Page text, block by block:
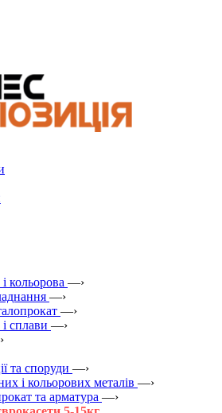
кольорова —›
—›
—›
сплави —›
та споруди —›
і кольорових металів —›
та арматура —›